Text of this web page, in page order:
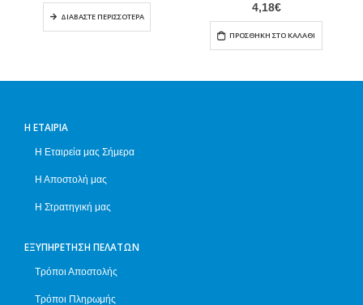
ΔΙΑΒΆΣΤΕ ΠΕΡΙΣΣΌΤΕΡΑ
4,18€
ΠΡΟΣΘΉΚΗ ΣΤΟ ΚΑΛΆΘΙ
Η ΕΤΑΙΡΊΑ
Η Εταιρεία μας Σήμερα
Η Αποστολή μας
Η Στρατηγική μας
ΕΞΥΠΗΡΈΤΗΣΗ ΠΕΛΑΤΏΝ
Τρόποι Αποστολής
Τρόποι Πληρωμής